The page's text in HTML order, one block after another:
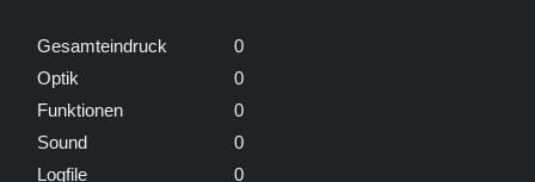
Gesamteindruck
0
Optik
0
Funktionen
0
Sound
0
Logfile
0